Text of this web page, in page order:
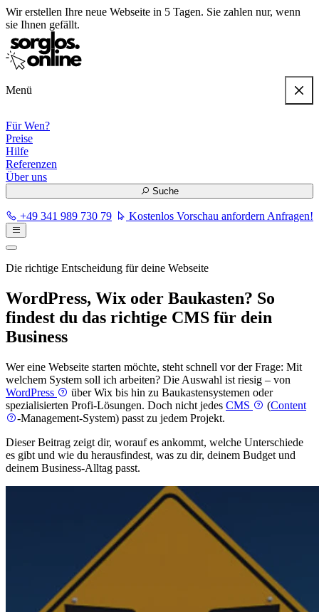
Wir erstellen Ihre neue Webseite in 5 Tagen. Sie zahlen nur, wenn
sie Ihnen gefällt.
Menü
Für Wen?
Preise
Hilfe
Referenzen
Über uns
Suche
+49 341 989 730 79 Kostenlos Vorschau anfordern Anfragen!
Die richtige Entscheidung für deine Webseite
WordPress, Wix oder Baukasten? So
findest du das richtige CMS für dein
Business
Wer eine Webseite starten möchte, steht schnell vor der Frage: Mit
welchem System soll ich arbeiten? Die Auswahl ist riesig – von
WordPress
über Wix bis hin zu Baukastensystemen oder
spezialisierten Profi-Lösungen. Doch nicht jedes CMS (Content
-Management-System) passt zu jedem Projekt.
Dieser Beitrag zeigt dir, worauf es ankommt, welche Unterschiede
es gibt und wie du herausfindest, was zu dir, deinem Budget und
deinem Business-Alltag passt.